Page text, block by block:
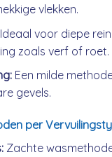
vlekken.
voor diepe
zoals verf of roet.
Een milde
gevels.
per
Zachte